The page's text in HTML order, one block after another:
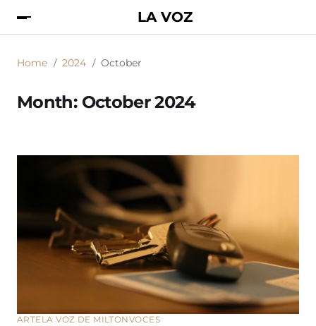
LA VOZ
Home 2024 October
Month: October 2024
ARTELA VOZ DE MILTONVOCES